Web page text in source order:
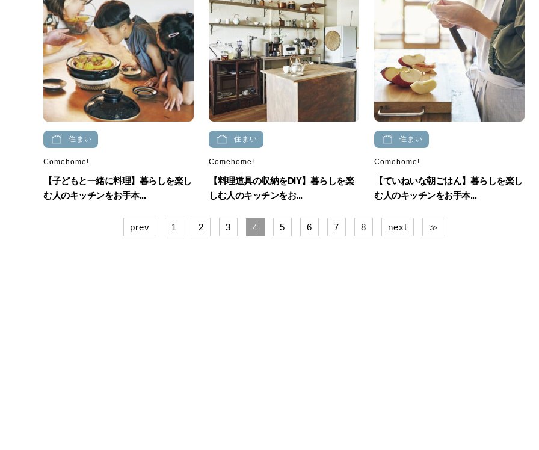
住まい
Comehome!
【子どもと一緒に料理】暮らしを楽し
む人のキッチンをお手本...
住まい
Comehome!
【料理道具の収納をDIY】暮らしを楽
しむ人のキッチンをお...
住まい
Comehome!
【ていねいな朝ごはん】暮らしを楽し
む人のキッチンをお手本...
prev 1 2 3 4 5 6 7 8 next ≫